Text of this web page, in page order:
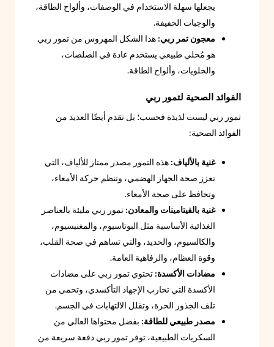
يجعلها سهلة الاستخدام في الوصفات، وألواح الطاقة،
والوجبات الخفيفة.
معجون تمر ربي: هذا الشكل المهروس من تمور ربي
هو مُحلي طبيعي يستخدم عادة في الصلصات،
والحلويات، وألواح الطاقة.
الفوائد الصحية لتمور ربي
تمور ربي ليست لذيذة فحسب؛ بل تقدم أيضًا العديد من
الفوائد الصحية:
غنية بالألياف: هذه التمور مصدر ممتاز للألياف، التي
تعزز صحة الجهاز الهضمي، وتنظم حركة الأمعاء،
وتحافظ على صحة الأمعاء.
غنية بالفيتامينات والمعادن: تمور ربي مليئة بالعناصر
الغذائية الأساسية مثل البوتاسيوم، والمغنيسيوم،
والكالسيوم، والحديد، والتي تساهم في صحة القلب،
وقوة العظام، والرفاهية العامة.
مضادات الأكسدة: تحتوي تمور ربي على مضادات
الأكسدة التي تحارب الإجهاد التأكسدي، وتحمي من
تلف الجذور الحرة، وتقلل الالتهابات في الجسم.
مصدر طبيعي للطاقة: بفضل محتواها العالي من
السكريات الطبيعية، توفر تمور ربي دفعة سريعة من